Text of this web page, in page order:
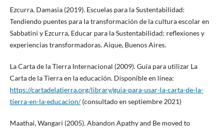
Ezcurra, Damasia (2019). Escuelas para la Sustentabilidad:
Tendiendo puentes para la transformación de la cultura escolar en
Sabbatini y Ezcurra, Educar para la Sustentabilidad: reflexiones y
experiencias transformadoras. Aique, Buenos Aires.
La Carta de la Tierra Internacional (2009). Guía para utilizar La
Carta de la Tierra en la educación. Disponible en línea:
https://cartadelatierra.org/library/guia-para-usar-la-carta-de-la-
tierra-en-la-educacion/(consultado en septiembre 2021)
Maathai, Wangari (2005). Abandon Apathy and Be moved to